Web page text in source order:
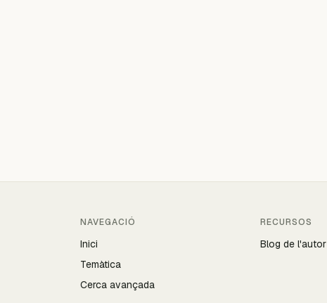
NAVEGACIÓ
Inici
Temàtica
Cerca avançada
RECURSOS
Blog de l'autor